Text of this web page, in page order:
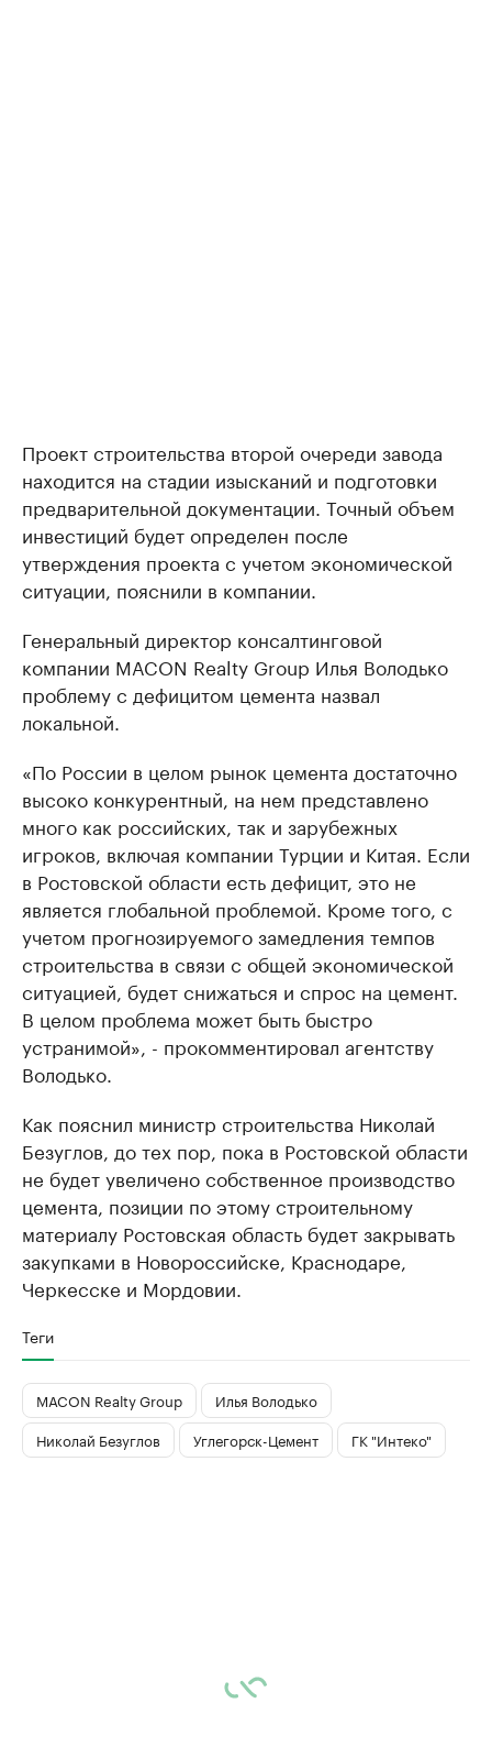
Проект строительства второй очереди завода
находится на стадии изысканий и подготовки
предварительной документации. Точный объем
инвестиций будет определен после
утверждения проекта с учетом экономической
ситуации, пояснили в компании.
Генеральный директор консалтинговой
компании MACON Realty Group Илья Володько
проблему с дефицитом цемента назвал
локальной.
«По России в целом рынок цемента достаточно
высоко конкурентный, на нем представлено
много как российских, так и зарубежных
игроков, включая компании Турции и Китая. Если
в Ростовской области есть дефицит, это не
является глобальной проблемой. Кроме того, с
учетом прогнозируемого замедления темпов
строительства в связи с общей экономической
ситуацией, будет снижаться и спрос на цемент.
В целом проблема может быть быстро
устранимой», - прокомментировал агентству
Володько.
Как пояснил министр строительства Николай
Безуглов, до тех пор, пока в Ростовской области
не будет увеличено собственное производство
цемента, позиции по этому строительному
материалу Ростовская область будет закрывать
закупками в Новороссийске, Краснодаре,
Черкесске и Мордовии.
Теги
MACON Realty Group
Илья Володько
Николай Безуглов
Углегорск-Цемент ГК "Интеко"